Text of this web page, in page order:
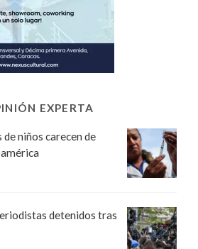
EXPERTA
niños carecen de
detenidos tras